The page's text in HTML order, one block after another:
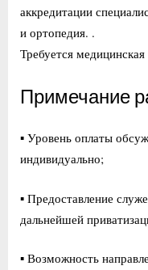
аккредитации
и ортопедия. .
Требуется медицинская
Примечание
▪ Уровень оплаты
индивидуально;
▪ Предоставление
дальнейшей
▪ Возможность